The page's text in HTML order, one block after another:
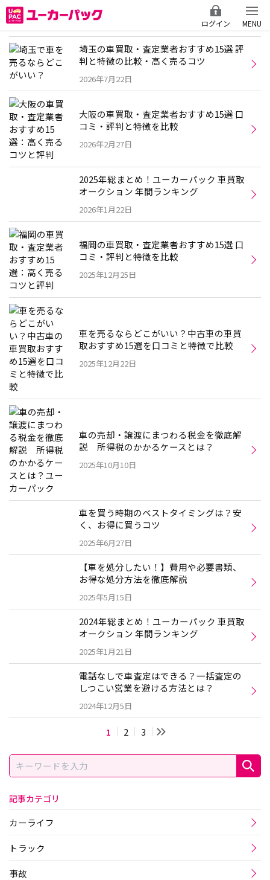
ログイン MENU
埼玉の車買取・査定業者おすすめ15選 評
判と特徴の比較・高く売るコツ
2026年7月22日
大阪の車買取・査定業者おすすめ15選 口
コミ・評判と特徴を比較
2026年2月27日
2025年総まとめ！ユーカーパック 車買取
オークション 年間ランキング
2026年1月22日
福岡の車買取・査定業者おすすめ15選 口
コミ・評判と特徴を比較
2025年12月25日
車を売るならどこがいい？中古車の車買
取おすすめ15選を口コミと特徴で比較
2025年12月22日
車の売却・譲渡にまつわる税金を徹底解
説 所得税のかかるケースとは？
2025年10月10日
車を買う時期のベストタイミングは？安
く、お得に買うコツ
2025年6月27日
【車を処分したい！】費用や必要書類、
お得な処分方法を徹底解説
2025年5月15日
2024年総まとめ！ユーカーパック 車買取
オークション 年間ランキング
2025年1月21日
電話なしで車査定はできる？一括査定の
しつこい営業を避ける方法とは？
2024年12月5日
1 2 3
記事カテゴリ
カーライフ
トラック
事故